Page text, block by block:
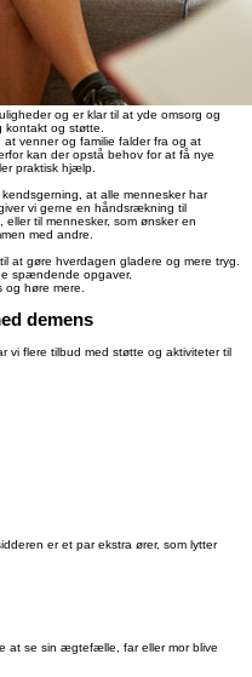
og er klar til at yde omsorg og
kontakt og støtte.
venner og familie falder fra og at
kan der opstå behov for at få nye
praktisk hjælp.
at alle mennesker har
vi gerne en håndsrækning til
til mennesker, som ønsker en
med andre.
at gøre hverdagen gladere og mere tryg.
spændende opgaver.
og høre mere.
demens
vi flere tilbud med støtte og aktiviteter til
er et par ekstra ører, som lytter
at se sin ægtefælle, far eller mor blive